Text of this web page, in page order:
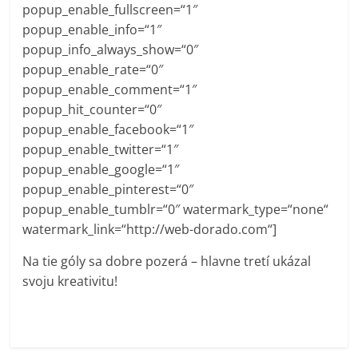
popup_enable_fullscreen=“1″
popup_enable_info=“1″
popup_info_always_show=“0″
popup_enable_rate=“0″
popup_enable_comment=“1″
popup_hit_counter=“0″
popup_enable_facebook=“1″
popup_enable_twitter=“1″
popup_enable_google=“1″
popup_enable_pinterest=“0″
popup_enable_tumblr=“0″ watermark_type=“none“
watermark_link=“http://web-dorado.com“]
Na tie góly sa dobre pozerá – hlavne tretí ukázal
svoju kreativitu!